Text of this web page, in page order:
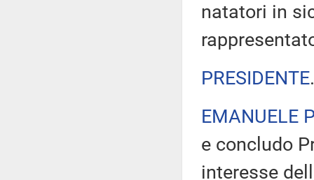
natatori in
PRESIDENTE
EMANUELE
e concludo
interesse